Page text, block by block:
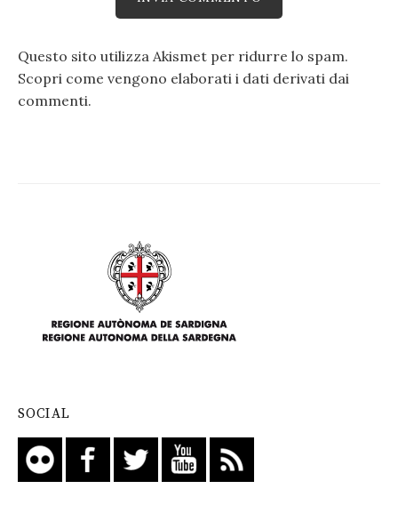
Questo sito utilizza Akismet per ridurre lo spam.
Scopri come vengono elaborati i dati derivati dai
commenti.
SOCIAL